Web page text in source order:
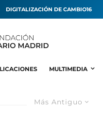
DIGITALIZACIÓN DE CAMBIO16
MULTIMEDIA
Más Antiguo